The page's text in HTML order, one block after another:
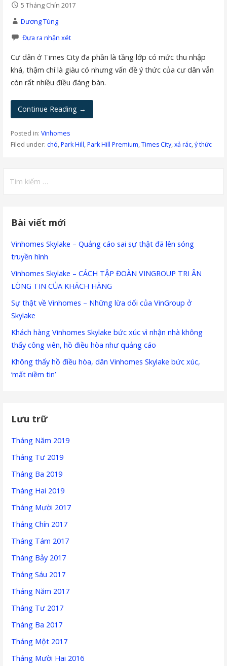
5 Tháng Chín 2017
Dương Tùng
Đưa ra nhận xét
Cư dân ở Times City đa phần là tầng lớp có mức thu nhập
khá, thậm chí là giàu có nhưng vấn đề ý thức của cư dân vẫn
còn rất nhiều điều đáng bàn.
Continue Reading →
Posted in: Vinhomes
Filed under: chó, Park Hill, Park Hill Premium, Times City, xả rác, ý thức
kiếm
Bài viết mới
Vinhomes Skylake – Quảng cáo sai sự thật đã lên sóng
truyền hình
Vinhomes Skylake – CÁCH TẬP ĐOÀN VINGROUP TRI ÂN
LÒNG TIN CỦA KHÁCH HÀNG
Sự thật về Vinhomes – Những lừa dối của VinGroup ở
Skylake
Khách hàng Vinhomes Skylake bức xúc vì nhận nhà không
thấy công viên, hồ điều hòa như quảng cáo
Không thấy hồ điều hòa, dân Vinhomes Skylake bức xúc,
‘mất niềm tin’
Lưu trữ
Tháng Năm 2019
Tháng Tư 2019
Tháng Ba 2019
Tháng Hai 2019
Tháng Mười 2017
Tháng Chín 2017
Tháng Tám 2017
Tháng Bảy 2017
Tháng Sáu 2017
Tháng Năm 2017
Tháng Tư 2017
Tháng Ba 2017
Tháng Một 2017
Tháng Mười Hai 2016